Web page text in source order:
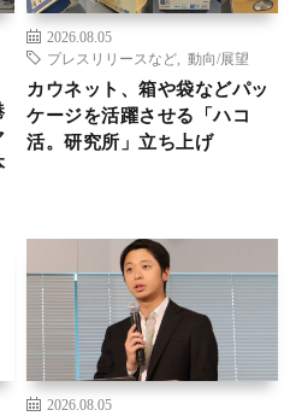
2026.08.05
プレスリリースなど
動向/展望
カウネット、箱や袋などパッ
ケージを活躍させる「ハコ
活。研究所」立ち上げ
2026.08.05